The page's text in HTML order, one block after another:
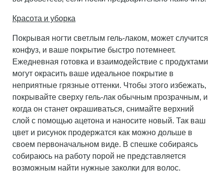
Красота и уборка
Покрывая ногти светлым гель-лаком, может случится
конфуз, и ваше покрытие быстро потемнеет.
Ежедневная готовка и взаимодействие с продуктами
могут окрасить ваше идеальное покрытие в
неприятные грязные оттенки. Чтобы этого избежать,
покрывайте сверху гель-лак обычным прозрачным, и
когда он станет окрашиваться, снимайте верхний
слой с помощью ацетона и наносите новый. Так ваш
цвет и рисунок продержатся как можно дольше в
своем первоначальном виде. В спешке собираясь
собираюсь на работу порой не представляется
возможным найти нужные заколки для волос.